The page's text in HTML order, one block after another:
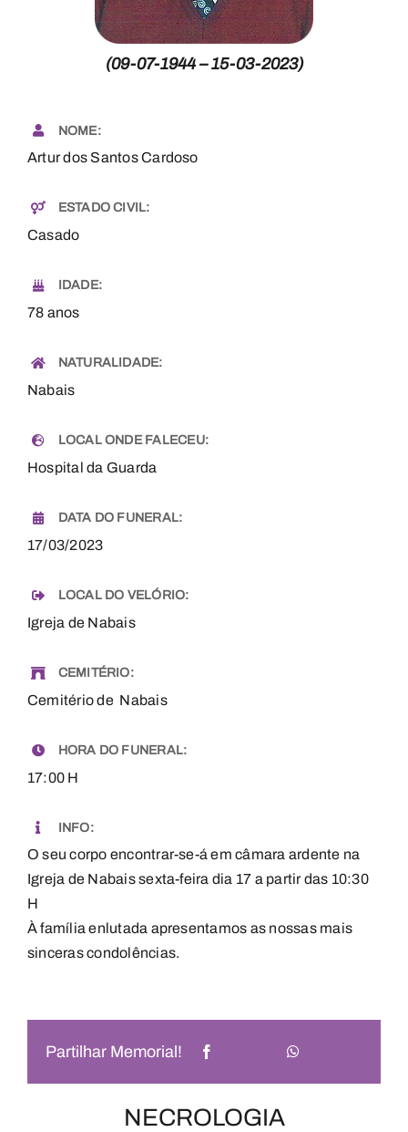
(09-07-1944 – 15-03-2023)
NOME:
Artur dos Santos Cardoso
ESTADO CIVIL:
Casado
IDADE:
78 anos
NATURALIDADE:
Nabais
LOCAL ONDE FALECEU:
Hospital da Guarda
DATA DO FUNERAL:
17/03/2023
LOCAL DO VELÓRIO:
Igreja de Nabais
CEMITÉRIO:
Cemitério de Nabais
HORA DO FUNERAL:
17:00 H
INFO:
O seu corpo encontrar-se-á em câmara ardente na
Igreja de Nabais sexta-feira dia 17 a partir das 10:30
H
À família enlutada apresentamos as nossas mais
sinceras condolências.
Partilhar Memorial!
NECROLOGIA